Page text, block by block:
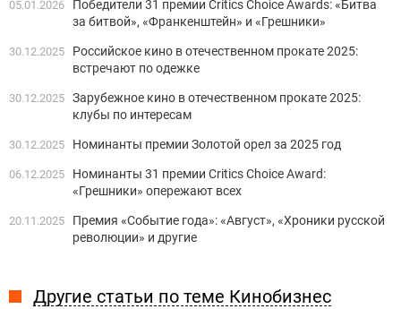
05.01.2026
Победители 31 премии Critics Choice Awards: «Битва
за битвой», «Франкенштейн» и «Грешники»
30.12.2025
Российское кино в отечественном прокате 2025:
встречают по одежке
30.12.2025 Зарубежное кино в отечественном прокате 2025:
клубы по интересам
30.12.2025 Номинанты премии Золотой орел за 2025 год
06.12.2025
Номинанты 31 премии Critics Choice Award:
«Грешники» опережают всех
20.11.2025
Премия «Событие года»: «Август», «Хроники русской
революции» и другие
Другие статьи по теме Кинобизнес